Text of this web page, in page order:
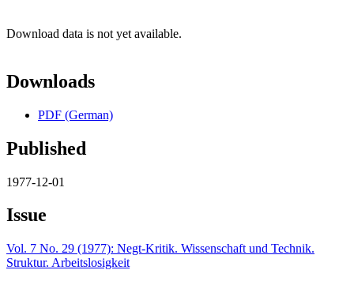
Download data is not yet available.
Downloads
PDF (German)
Published
1977-12-01
Issue
Vol. 7 No. 29 (1977): Negt-Kritik. Wissenschaft und Technik.
Struktur. Arbeitslosigkeit